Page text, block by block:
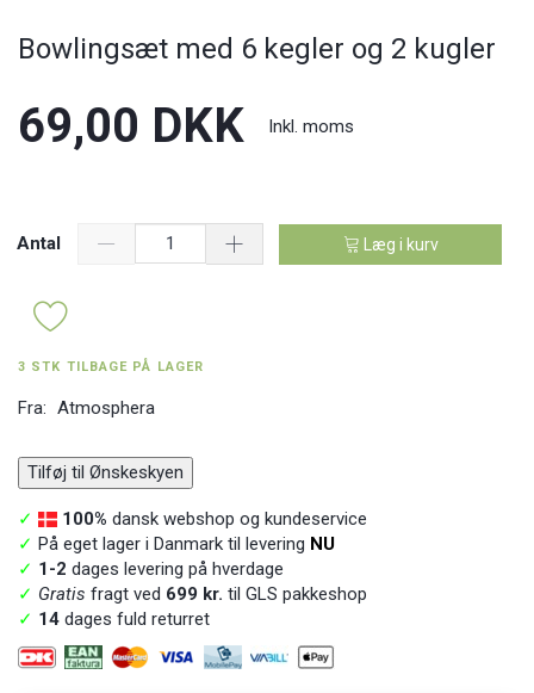
Bowlingsæt med 6 kegler og 2 kugler
69,00 DKK Inkl. moms
Antal Læg i kurv
3 STK TILBAGE PÅ LAGER
Fra: Atmosphera
Tilføj til Ønskeskyen
✓ 100% dansk webshop og kundeservice
✓ På eget lager i Danmark til levering NU
✓ 1-2 dages levering på hverdage
✓ Gratis fragt ved 699 kr. til GLS pakkeshop
✓ 14 dages fuld returret